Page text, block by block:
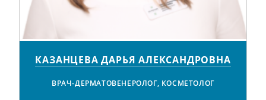
КАЗАНЦЕВА ДАРЬЯ АЛЕКСАНДРОВНА
ВРАЧ-ДЕРМАТОВЕНЕРОЛОГ, КОСМЕТОЛОГ